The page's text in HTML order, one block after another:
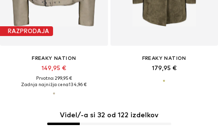
Videl/-a si 32 od 122 izdelkov
RAZPRODAJA
FREAKY NATION
149,95 €
Prvotno: 299,95 €
Zadnja najnižja cena134,96 €
FREAKY NATION
179,95 €